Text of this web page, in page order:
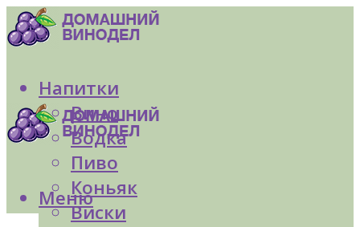
Напитки
Вино
Водка
Пиво
Коньяк
Виски
Меню